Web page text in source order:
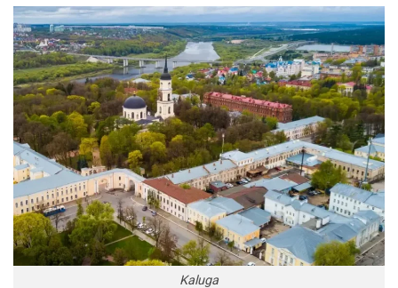
Kaluga